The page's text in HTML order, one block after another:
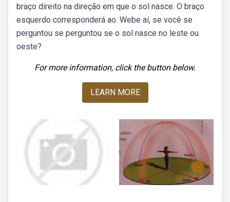
braço direito na direção em que o sol nasce. O braço
esquerdo corresponderá ao. Webe aí, se você se
perguntou se perguntou se o sol nasce no leste ou
oeste?
For more information, click the button below.
LEARN MORE